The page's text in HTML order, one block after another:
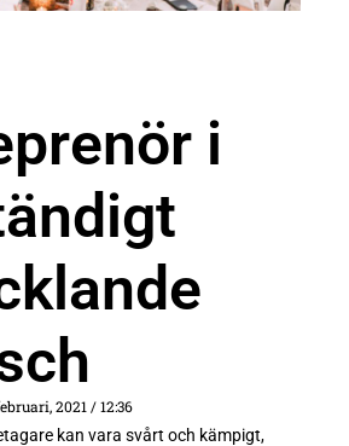
i
2021
12:36
kan vara svårt och kämpigt,